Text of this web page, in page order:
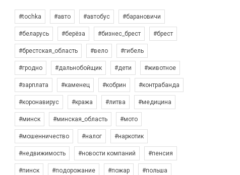
#tochka #авто #автобус #барановичи
#беларусь #берёза #бизнес_брест #брест
#брестская_область #вело #гибель
#гродно #дальнобойщик #дети #животное
#зарплата #каменец #кобрин #контрабанда
#коронавирус #кража #литва #медицина
#минск #минская_область #мото
#мошенничество #налог #наркотик
#недвижимость #новости компаний #пенсия
#пинск #подорожание #пожар #польша